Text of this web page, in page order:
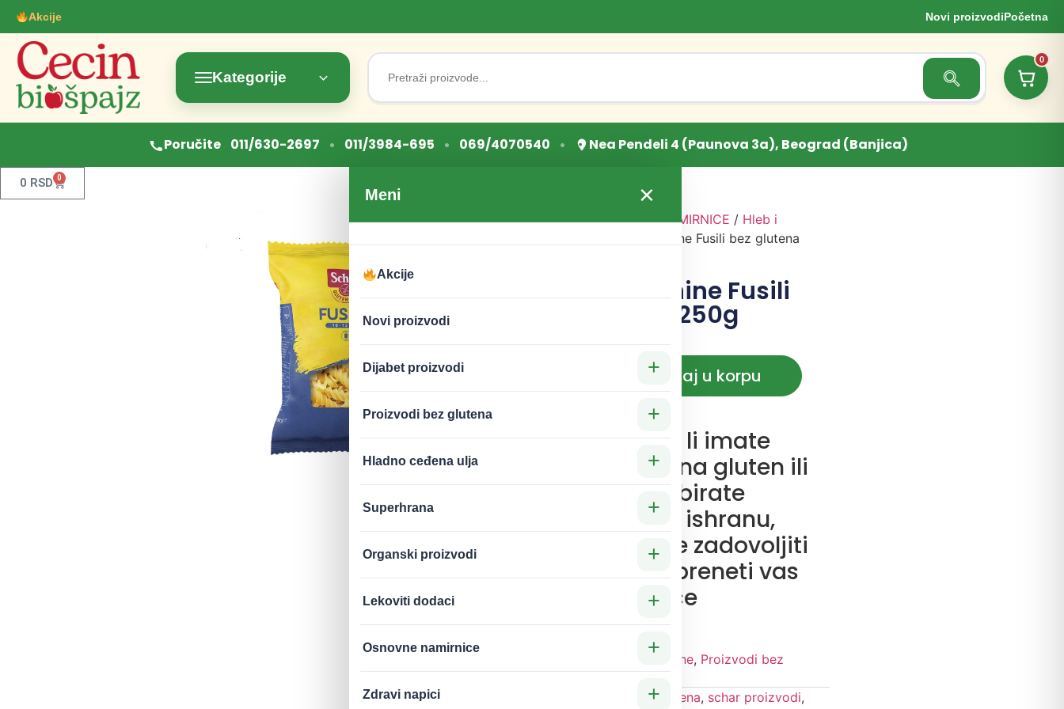
Akcije Novi proizvodiPočetna
Kategorije
Search
for:
Search Button
0
Poručite 011/630-2697 • 011/3984-695 • 069/4070540 • Nea Pendeli 4 (Paunova 3a), Beograd (Banjica)
Meni ×
Akcije
Novi proizvodi
Dijabet proizvodi +
Proizvodi bez glutena +
Hladno ceđena ulja +
Superhrana +
Organski proizvodi +
Lekoviti dodaci +
Osnovne namirnice +
Zdravi napici +
0 RSD 0
Početna/OSNOVNE NAMIRNICE / Hleb i
/ Schar testenine Fusili bez glutena
Schar testenine Fusili
bez glutena 250g
Dodaj u korpu
Bez obzira da li imate
intoleranciju na gluten ili
jednostavno birate
bezglutensku ishranu,
Schar fusili će zadovoljiti
vaše ukuse i preneti vas
direktno u srce
Mediterana.
Hleb i testenine, Proizvodi bez
ishrana bez glutena, schar proizvodi,